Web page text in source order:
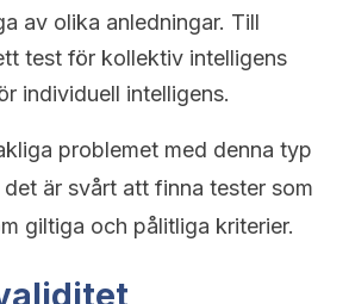
av olika anledningar. Till
test för kollektiv intelligens
individuell intelligens.
problemet med denna typ
är svårt att finna tester som
giltiga och pålitliga kriterier.